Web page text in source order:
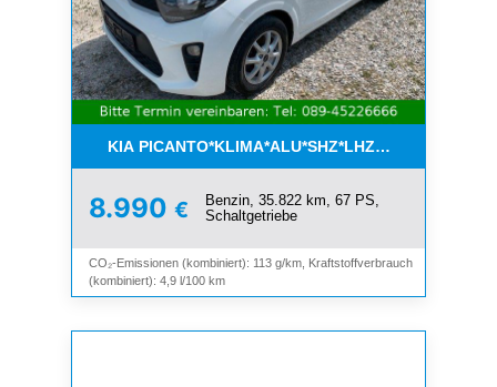
KIA PICANTO*KLIMA*ALU*SHZ*LHZ*BLUETOOTH*
8.990 €
Benzin, 35.822 km, 67 PS,
Schaltgetriebe
CO₂-Emissionen (kombiniert): 113 g/km, Kraftstoffverbrauch
(kombiniert): 4,9 l/100 km